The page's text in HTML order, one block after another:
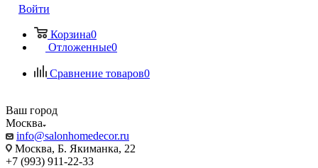
Войти
Корзина0
Отложенные0
Сравнение товаров0
Ваш город
Москва
info@salonhomedecor.ru
Москва, Б. Якиманка, 22
+7 (993) 911-22-33